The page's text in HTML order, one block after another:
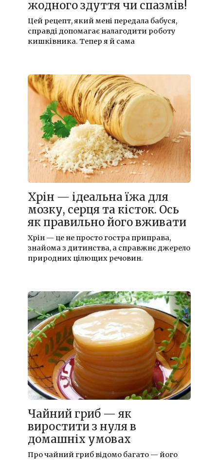
жодного здуття чи спазмів!
Цей рецепт, який мені передала бабуся,
справді допомагає налагодити роботу
кишківника. Тепер я й сама
Хрін — ідеальна їжа для
мозку, серця та кісток. Ось
як правильно його вживати
Хрін — це не просто гостра приправа,
знайома з дитинства, а справжнє джерело
природних цілющих речовин.
Чайний гриб — як
виростити з нуля в
домашніх умовах
Про чайний гриб відомо багато — його